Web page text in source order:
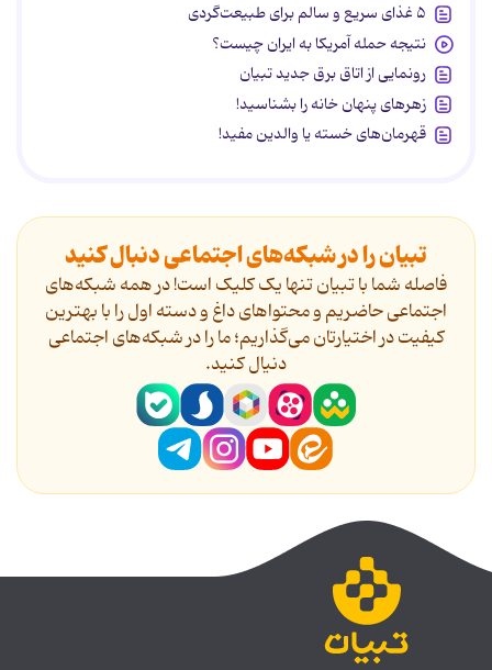
۵ غذای سریع و سالم برای طبیعت‌گردی
نتیجه حمله آمریکا به ایران چیست؟
رونمایی از اتاق برق جدید تبیان
زهرهای پنهان خانه را بشناسید!
قهرمان‌های خسته یا والدین مفید!
تبیان را در شبکه‌های اجتماعی دنبال کنید
فاصله شما با تبیان تنها یک کلیک است! در همه شبکه‌های
اجتماعی حاضریم و محتواهای داغ و دسته اول را با بهترین
کیفیت در اختیارتان می‌گذاریم؛ ما را در شبکه‌های اجتماعی
دنیال کنید.